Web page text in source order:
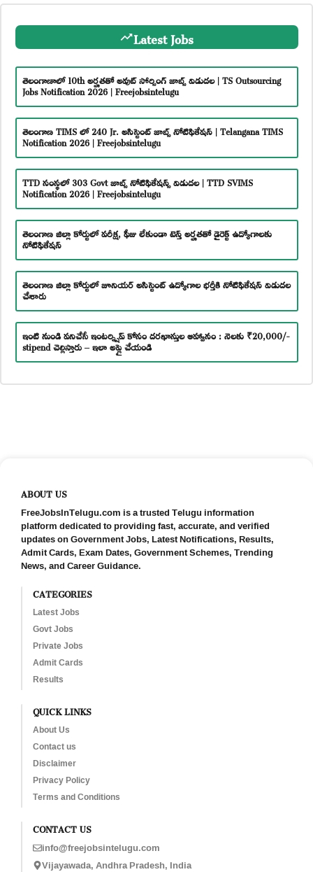
Latest Jobs
తెలంగాణాలో 10th అర్హతతో అవుట్ సోర్సింగ్ జాబ్స్ విడుదల | TS Outsourcing
Jobs Notification 2026 | Freejobsintelugu
తెలంగాణ TIMS లో 240 Jr. అసిస్టెంట్ జాబ్స్ నోటిఫికేషన్ | Telangana TIMS
Notification 2026 | Freejobsintelugu
TTD సంస్థలో 303 Govt జాబ్స్ నోటిఫికేషన్స్ విడుదల | TTD SVIMS
Notification 2026 | Freejobsintelugu
తెలంగాణ జిల్లా కోర్టులో పరీక్ష, ఫీజు లేకుండా టెన్త్ అర్హతతో డైరెక్ట్ ఉద్యోగాలకు
నోటిఫికేషన్
తెలంగాణ జిల్లా కోర్టులో జూనియర్ అసిస్టెంట్ ఉద్యోగాల భర్తీకి నోటిఫికేషన్ విడుదల
చేశారు
ఇంటి నుండి పనిచేసే ఇంటర్న్షిప్ కోసం దరఖాస్తుల ఆహ్వానం : నెలకు ₹20,000/-
stipend చెల్లిస్తారు – ఇలా అప్లై చేయండి
ABOUT US
FreeJobsInTelugu.com is a trusted Telugu information
platform dedicated to providing fast, accurate, and verified
updates on Government Jobs, Latest Notifications, Results,
Admit Cards, Exam Dates, Government Schemes, Trending
News, and Career Guidance.
CATEGORIES
Latest Jobs
Govt Jobs
Private Jobs
Admit Cards
Results
QUICK LINKS
About Us
Contact us
Disclaimer
Privacy Policy
Terms and Conditions
CONTACT US
info@freejobsintelugu.com
Vijayawada, Andhra Pradesh, India